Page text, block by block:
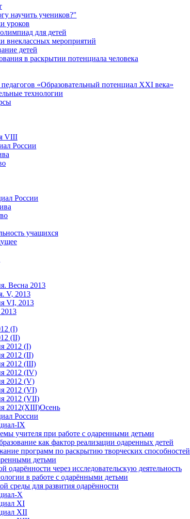
научить учеников?"
уроков
для детей
внеклассных мероприятий
детей
в раскрытии потенциала человека
«Образовательный потенциал XXI века»
технологии
VIII
России
России
учащихся
Весна 2013
V, 2013
VI, 2013
(I)
(II)
2012 (I)
2012 (II)
2012 (III)
2012 (IV)
2012 (V)
2012 (VI)
2012 (VII)
2012(XIII)Осень
России
IX
учителя при работе с одаренными детьми
как фактор реализации одаренных детей
программ по раскрытию творческих способностей
детьми
одарённости через исследовательскую деятельность
в работе с одарёнными детьми
среды для развития одарённости
X
XI
XII